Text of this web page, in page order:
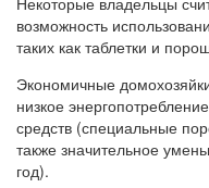
возможность
таких как таблетки и
Экономичные
низкое
средств (специальные
также значительное
год).